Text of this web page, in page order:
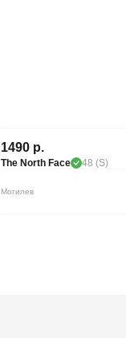
PREMIUM
1490 р.
The North Face 48 (S)
Могилев